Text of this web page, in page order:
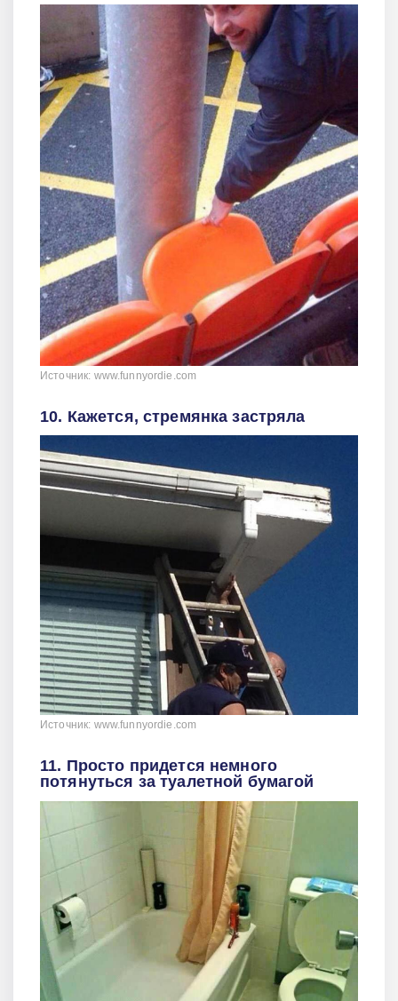
Источник: www.funnyordie.com
10. Кажется, стремянка застряла
Источник: www.funnyordie.com
11. Просто придется немного
потянуться за туалетной бумагой